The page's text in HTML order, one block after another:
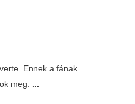
Ennek a fának
meg. ...